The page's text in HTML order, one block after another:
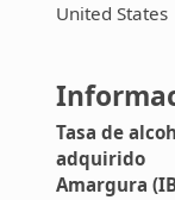
United States
Tasa de
adquirido
Amargura